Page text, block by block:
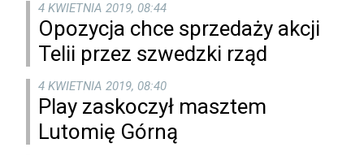
4 KWIETNIA 2019, 08:44
Opozycja chce sprzedaży akcji
Telii przez szwedzki rząd
4 KWIETNIA 2019, 08:40
Play zaskoczył masztem
Lutomię Górną